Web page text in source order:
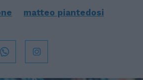
matteo piantedosi